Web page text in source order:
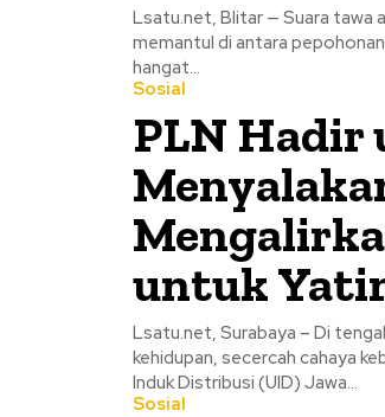
Lsatu.net, Blitar — Suara tawa
memantul di antara
hangat...
Sosial
PLN Hadir
untuk
Lsatu.net, Surabaya – Di
kehidupan, secercah cahaya
Induk Distribusi (UID) Jawa...
Sosial